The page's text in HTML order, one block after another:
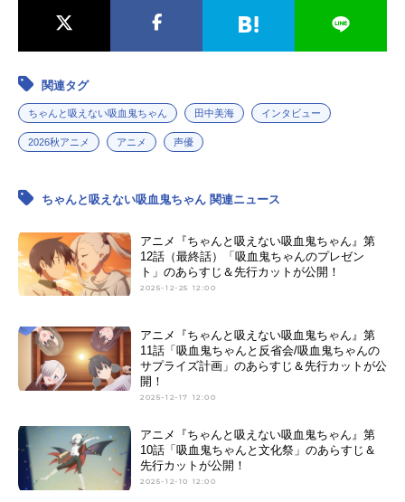
関連タグ
ちゃんと吸えない吸血鬼ちゃん 田中美海 インタビュー
2026秋アニメ アニメ 声優
ちゃんと吸えない吸血鬼ちゃん 関連ニュース
アニメ『ちゃんと吸えない吸血鬼ちゃん』第
12話（最終話）「吸血鬼ちゃんのプレゼン
ト」のあらすじ＆先行カットが公開！
2025-12-25 12:00
アニメ『ちゃんと吸えない吸血鬼ちゃん』第
11話「吸血鬼ちゃんと反省会/吸血鬼ちゃんの
サプライズ計画」のあらすじ＆先行カットが公
開！
2025-12-17 12:00
アニメ『ちゃんと吸えない吸血鬼ちゃん』第
10話「吸血鬼ちゃんと文化祭」のあらすじ＆
先行カットが公開！
2025-12-10 12:00